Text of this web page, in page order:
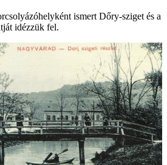
ismert Dőry-sziget és a
idézzük fel.